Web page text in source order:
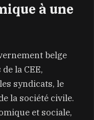
à une
belge
la CEE,
syndicats, le
la société civile.
et sociale,